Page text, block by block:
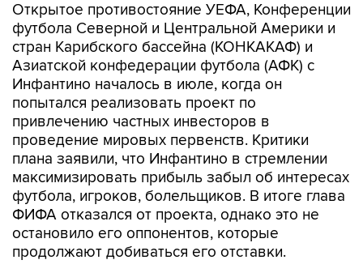
Открытое противостояние УЕФА, Конференции
футбола Северной и Центральной Америки и
стран Карибского бассейна (КОНКАКАФ) и
Азиатской конфедерации футбола (АФК) с
Инфантино началось в июле, когда он
попытался реализовать проект по
привлечению частных инвесторов в
проведение мировых первенств. Критики
плана заявили, что Инфантино в стремлении
максимизировать прибыль забыл об интересах
футбола, игроков, болельщиков. В итоге глава
ФИФА отказался от проекта, однако это не
остановило его оппонентов, которые
продолжают добиваться его отставки.